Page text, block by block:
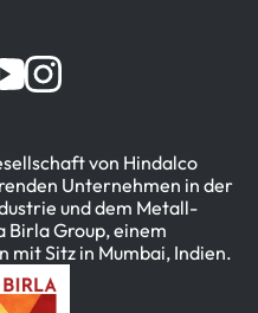
von Hindalco
Unternehmen in der
und dem Metall-
Birla Group, einem
mit Sitz in Mumbai, Indien.